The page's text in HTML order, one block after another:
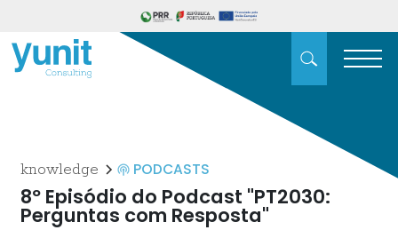
knowledge PODCASTS
8º Episódio do Podcast "PT2030:
Perguntas com Resposta"